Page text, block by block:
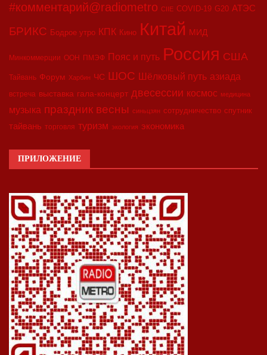
#комментарий@radiometro CIIE COVID-19 G20 АТЭС
БРИКС Бодрое утро КПК Кино Китай МИД
Минкоммерции ООН ПМЭФ Пояс и путь Россия США
Тайвань Форум Харбин ЧС ШОС Шёлковый путь азиада
встреча выставка гала-концерт двесессии космос медицина
музыка праздник весны синьцзян сотрудничество спутник
тайвань торговля туризм экология экономика
ПРИЛОЖЕНИЕ